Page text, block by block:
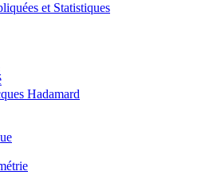
et Statistiques
Hadamard